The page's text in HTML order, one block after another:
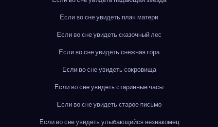
Если во сне увидеть плач матери
Если во сне увидеть сказочный лес
Если во сне увидеть снежная гора
Если во сне увидеть сокровища
Если во сне увидеть старинные часы
Если во сне увидеть старое письмо
Если во сне увидеть улыбающийся незнакомец